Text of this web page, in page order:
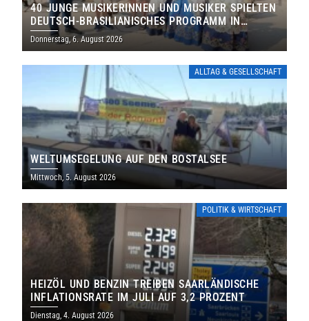
40 JUNGE MUSIKERINNEN UND MUSIKER SPIELTEN
DEUTSCH-BRASILIANISCHES PROGRAMM IN
THOLEY
Donnerstag, 6. August 2026
ALLTAG & GESELLSCHAFT
WELTUMSEGELUNG AUF DEN BOSTALSEE
Mittwoch, 5. August 2026
POLITIK & WIRTSCHAFT
HEIZÖL UND BENZIN TREIBEN SAARLÄNDISCHE
INFLATIONSRATE IM JULI AUF 3,2 PROZENT
Dienstag, 4. August 2026